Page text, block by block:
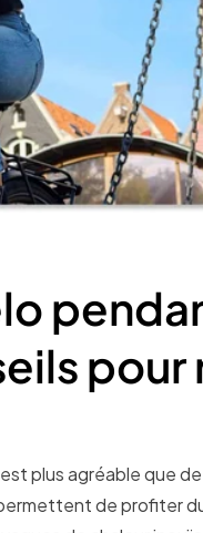
pour
plus agréable que
de profiter